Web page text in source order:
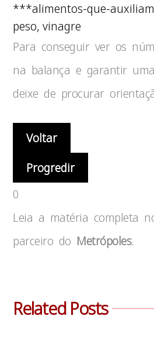
***alimentos-que-
peso, vinagre
Para conseguir ver os
na balança e garantir
deixe de procurar
Voltar
Progredir
0
Leia a matéria completa
parceiro do Metrópoles.
Related Posts